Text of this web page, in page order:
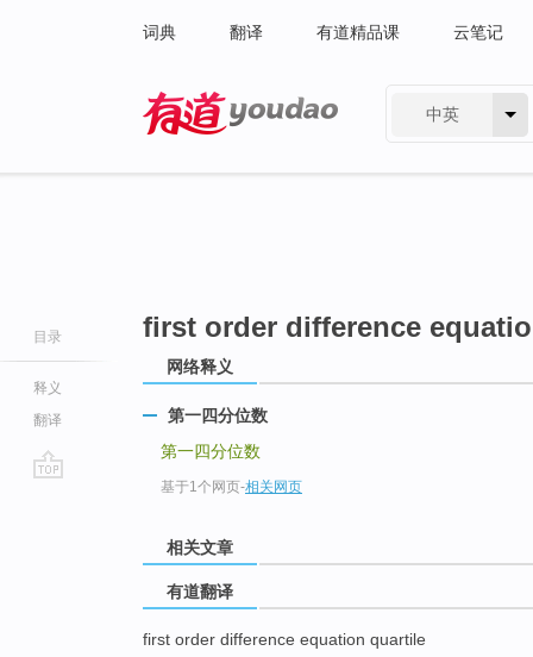
词典 翻译 有道精品课 云笔记
中英
目录
释义
翻译
first order difference
网络释义
第一四分位数
第一四分位数
基于1个网页-相关网页
相关文章
有道翻译
first order difference equation quartile